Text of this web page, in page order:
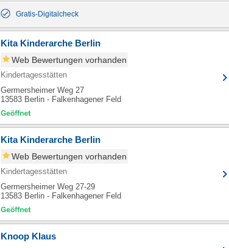
Gratis-Digitalcheck
Kita Kinderarche Berlin
Web Bewertungen vorhanden
Kindertagesstätten
Germersheimer Weg 27
13583 Berlin - Falkenhagener Feld
Kita Kinderarche Berlin
Web Bewertungen vorhanden
Kindertagesstätten
Germersheimer Weg 27-29
13583 Berlin - Falkenhagener Feld
Knoop Klaus